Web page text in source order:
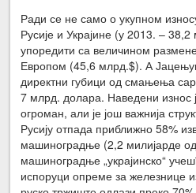
Ради се не само о укупном
Русије и Украјине (у 2013. –
упоредити са величином
Европом (45,6 млрд.$). А
директни губици од смањења
7 млрд. долара. Наведени износ
огроман, али је још важнија
Русију отпада приближно 58%
машиноградње (2,2 милијарде
машиноградње „украјинско“
испоруци опреме за железнице